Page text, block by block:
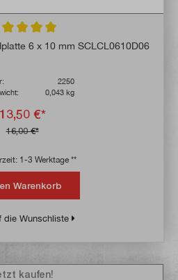
Bewertung von 5 von 5
6 x 10 mm SCLCL0610D06
2250
0,043 kg
13,50 €*
16,00 €*
1-3 Werktage **
Warenkorb
die Wunschliste
kaufen!